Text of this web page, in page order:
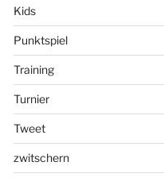
Kids
Punktspiel
Training
Turnier
Tweet
zwitschern